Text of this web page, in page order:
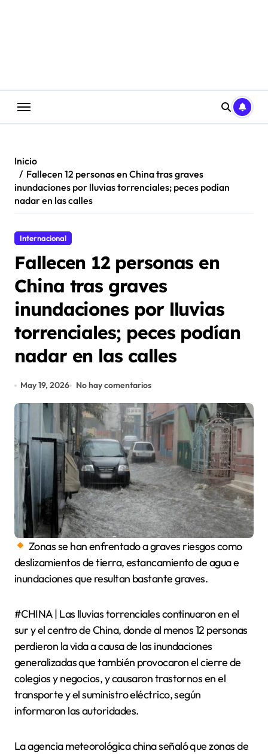
Inicio
Fallecen 12 personas en China tras graves
inundaciones por lluvias torrenciales; peces podían
nadar en las calles
Internacional
Fallecen 12 personas en
China tras graves
inundaciones por lluvias
torrenciales; peces podían
nadar en las calles
May 19, 2026 No hay comentarios
Zonas se han enfrentado a graves riesgos como
deslizamientos de tierra, estancamiento de agua e
inundaciones que resultan bastante graves.
#CHINA | Las lluvias torrenciales continuaron en el
sur y el centro de China, donde al menos 12 personas
perdieron la vida a causa de las inundaciones
generalizadas que también provocaron el cierre de
colegios y negocios, y causaron trastornos en el
transporte y el suministro eléctrico, según
informaron las autoridades.
La agencia meteorológica china señaló que zonas de